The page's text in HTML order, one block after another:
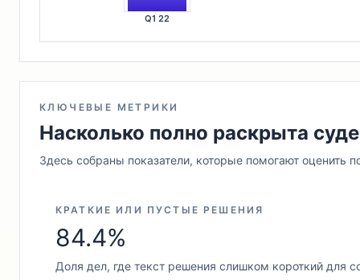
Q1 22
КЛЮЧЕВЫЕ МЕТРИКИ
Насколько полно раскрыта
Здесь собраны показатели, которые помогают оценить
КРАТКИЕ ИЛИ ПУСТЫЕ РЕШЕНИЯ
84.4%
Доля дел, где текст решения слишком короткий для